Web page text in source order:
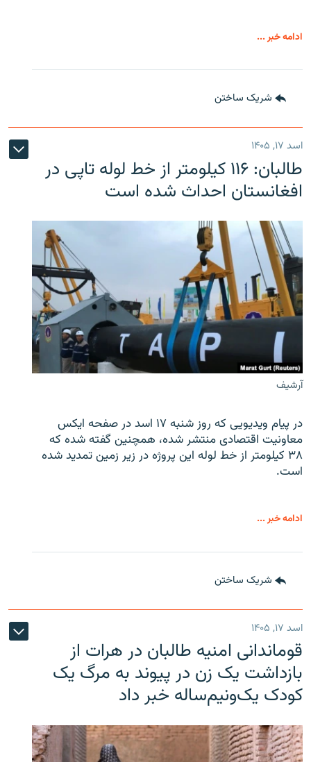
ادامه خبر ...
شریک ساختن
اسد ۱۷, ۱۴۰۵
طالبان: ۱۱۶ کیلومتر از خط لوله تاپی در
افغانستان احداث شده است
آرشیف
در پیام ویدیویی که روز شنبه ۱۷ اسد در صفحه ایکس
معاونیت اقتصادی منتشر شده، همچنین گفته شده که
۳۸ کیلومتر از خط لوله این پروژه در زیر زمین تمدید شده
است.
ادامه خبر ...
شریک ساختن
اسد ۱۷, ۱۴۰۵
قوماندانی امنیه طالبان در هرات از
بازداشت یک زن در پیوند به مرگ یک
کودک یک‌ونیم‌ساله خبر داد